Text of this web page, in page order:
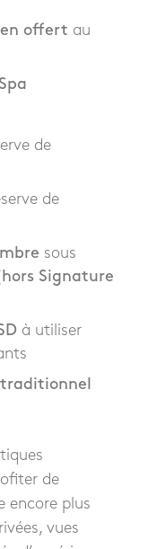
offert au
de
de
sous
Signature
à utiliser
de
encore plus
vues